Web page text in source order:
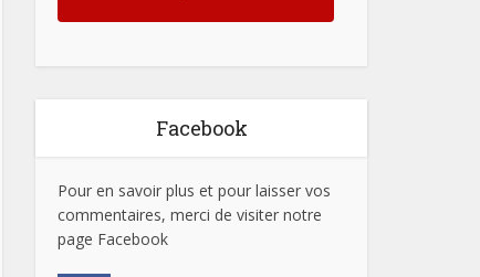
Facebook
Pour en savoir plus et pour laisser vos
commentaires, merci de visiter notre
page Facebook